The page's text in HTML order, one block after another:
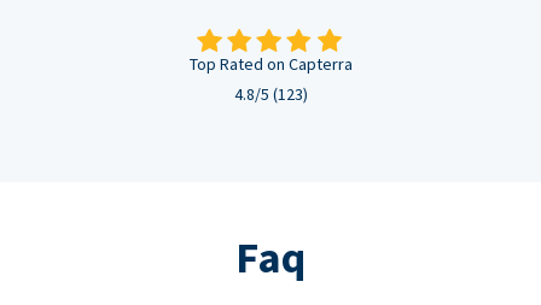
Top Rated on Capterra
4.8/5 (123)
Faq